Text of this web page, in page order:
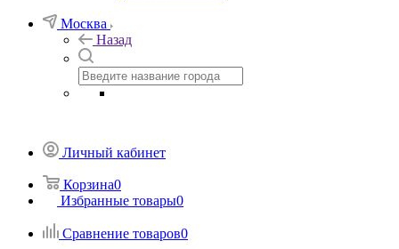
Москва
Назад
Личный кабинет
Корзина0
Избранные товары0
Сравнение товаров0